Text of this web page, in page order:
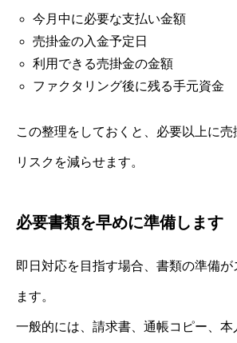
今月中に必要な支払い金額
売掛金の入金予定日
利用できる売掛金の金額
ファクタリング後に残る手元資金
この整理をしておくと、必要以上に売
リスクを減らせます。
必要書類を早めに準備します
即日対応を目指す場合、書類の準備が
ます。
一般的には、請求書、通帳コピー、本